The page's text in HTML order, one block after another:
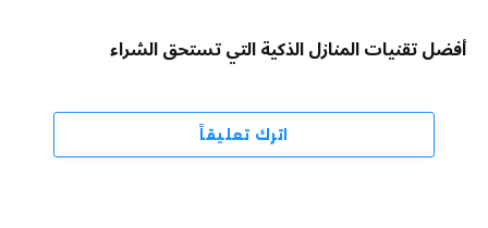
أفضل تقنيات المنازل الذكية التي تستحق الشراء
اترك تعليقاً